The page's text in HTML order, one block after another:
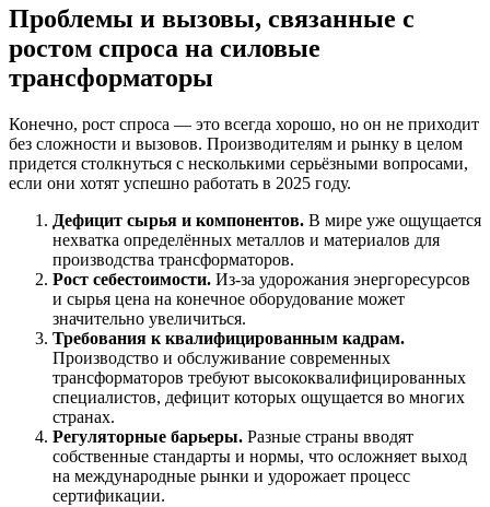
Проблемы и вызовы, связанные с
ростом спроса на силовые
трансформаторы
Конечно, рост спроса — это всегда хорошо, но он не приходит
без сложности и вызовов. Производителям и рынку в целом
придется столкнуться с несколькими серьёзными вопросами,
если они хотят успешно работать в 2025 году.
Дефицит сырья и компонентов. В мире уже ощущается
нехватка определённых металлов и материалов для
производства трансформаторов.
Рост себестоимости. Из-за удорожания энергоресурсов
и сырья цена на конечное оборудование может
значительно увеличиться.
Требования к квалифицированным кадрам.
Производство и обслуживание современных
трансформаторов требуют высококвалифицированных
специалистов, дефицит которых ощущается во многих
странах.
Регуляторные барьеры. Разные страны вводят
собственные стандарты и нормы, что осложняет выход
на международные рынки и удорожает процесс
сертификации.